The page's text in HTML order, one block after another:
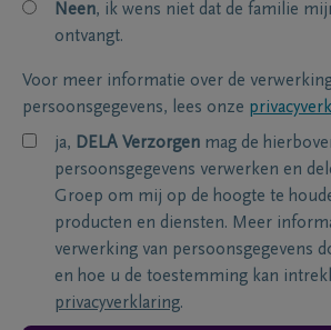
Neen, ik wens niet dat de familie
ontvangt.
Voor meer informatie over de
persoonsgegevens, lees onze
ja, DELA Verzorgen mag de
persoonsgegevens verwerken en
Groep om mij op de hoogte te
producten en diensten. Meer
verwerking van persoonsgegevens
en hoe u de toestemming kan
privacyverklaring.